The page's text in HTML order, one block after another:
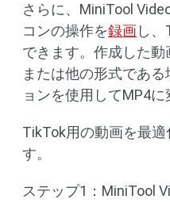
さらに、MiniTool
コンの操作を録画し
できます。作成した動
または他の形式であ
ョンを使用してMP4に
TikTok用の動画を最
す。
ステップ1：MiniTool